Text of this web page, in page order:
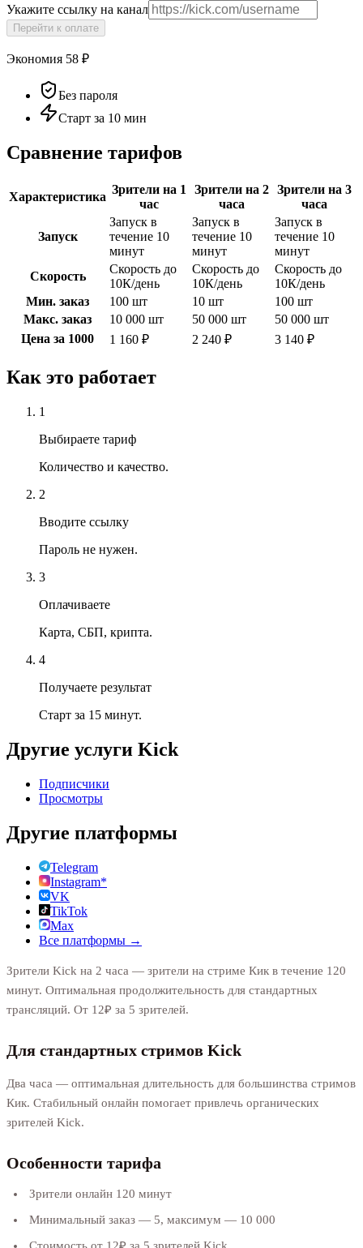
Укажите ссылку на канал
Перейти к оплате
Экономия 58 ₽
Без пароля
Старт за 10 мин
Сравнение тарифов
Характеристика
Зрители на 1
час
Зрители на 2
часа
Зрители на 3
часа
Запуск
Запуск в
течение 10
минут
Запуск в
течение 10
минут
Запуск в
течение 10
минут
Скорость
Скорость до
10К/день
Скорость до
10К/день
Скорость до
10К/день
Мин. заказ
100 шт 10 шт
100 шт
Макс. заказ
10 000 шт 50 000 шт
50 000 шт
Цена за 1000
1 160 ₽ 2 240 ₽ 3 140 ₽
Как это работает
1
Выбираете тариф
Количество и качество.
2
Вводите ссылку
Пароль не нужен.
3
Оплачиваете
Карта, СБП, крипта.
4
Получаете результат
Старт за 15 минут.
Другие услуги Kick
Подписчики
Просмотры
Другие платформы
Telegram
Instagram*
VK
TikTok
Max
Все платформы →
Зрители Kick на 2 часа — зрители на стриме Кик в течение 120
минут. Оптимальная продолжительность для стандартных
трансляций. От 12₽ за 5 зрителей.
Для стандартных стримов Kick
Два часа — оптимальная длительность для большинства стримов
Кик. Стабильный онлайн помогает привлечь органических
зрителей Kick.
Особенности тарифа
Зрители онлайн 120 минут
Минимальный заказ — 5, максимум — 10 000
Стоимость от 12₽ за 5 зрителей Kick